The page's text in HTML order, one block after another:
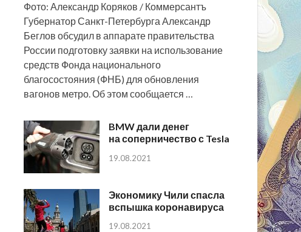
Фото: Александр Коряков / Коммерсантъ
Губернатор Санкт-Петербурга Александр
Беглов обсудил в аппарате правительства
России подготовку заявки на использование
средств Фонда национального
благосостояния (ФНБ) для обновления
вагонов метро. Об этом сообщается …
BMW дали денег
на соперничество с Tesla
19.08.2021
Экономику Чили спасла
вспышка коронавируса
19.08.2021